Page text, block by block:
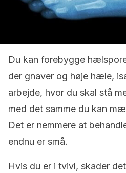
Du kan forebygge
der gnaver og høje hæle,
arbejde, hvor du skal stå
med det samme du kan
Det er nemmere at
endnu er små.
Hvis du er i tvivl, skader